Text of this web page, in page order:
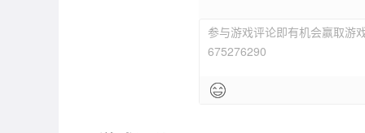
参与游戏评论即有机会赢取游
675276290